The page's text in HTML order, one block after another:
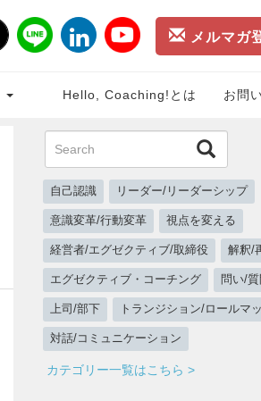
メルマガ
Hello, Coaching!とは お問
自己認識 リーダー/リーダーシップ
意識変革/行動変革 視点を変える
経営者/エグゼクティブ/取締役 解釈/
エグゼクティブ・コーチング 問い/質
上司/部下 トランジション/ロールマ
対話/コミュニケーション
カテゴリー一覧はこちら >